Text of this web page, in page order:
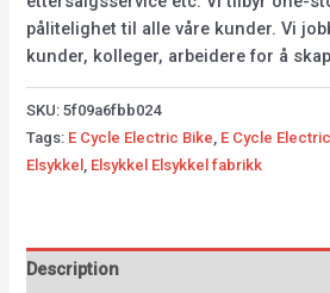
pålitelighet til alle våre kunder. Vi
kunder, kolleger, arbeidere for å
SKU:5f09a6fbb024
Tags: E Cycle Electric Bike E Cycle
Elsykkel Elsykkel Elsykkel fabrikk
Description